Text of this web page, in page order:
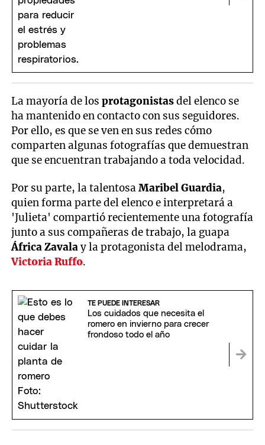
La mayoría de losprotagonistasdel elenco se
ha mantenido en contacto con sus seguidores.
Por ello, es que se ven en sus redes cómo
comparten algunas fotografías que demuestran
que se encuentran trabajando a toda velocidad.
Por su parte, la talentosaMaribel Guardia,
quien forma parte del elenco e interpretará a
'Julieta' compartió recientemente una fotografía
junto a sus compañeras de trabajo, la guapa
África Zavalay la protagonista del melodrama,
Victoria Ruffo.
TE PUEDE INTERESAR
Los cuidados que necesita el
romero en invierno para crecer
frondoso todo el año